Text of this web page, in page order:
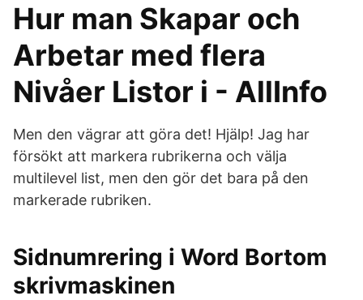
Hur man Skapar och
Arbetar med flera
Nivåer Listor i - AllInfo
Men den vägrar att göra det! Hjälp! Jag har
försökt att markera rubrikerna och välja
multilevel list, men den gör det bara på den
markerade rubriken.
Sidnumrering i Word Bortom
skrivmaskinen